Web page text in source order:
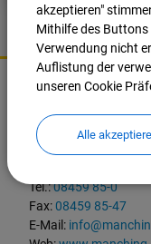
Markt Manching
Ingolstädter Straße 2
85077 Manching
Tel.:08459 85-0
Fax:08459 85-47
E-Mail:
akzeptieren"
Mithilfe des Buttons
Verwendung nicht
Auflistung der
unseren Cookie
Alle